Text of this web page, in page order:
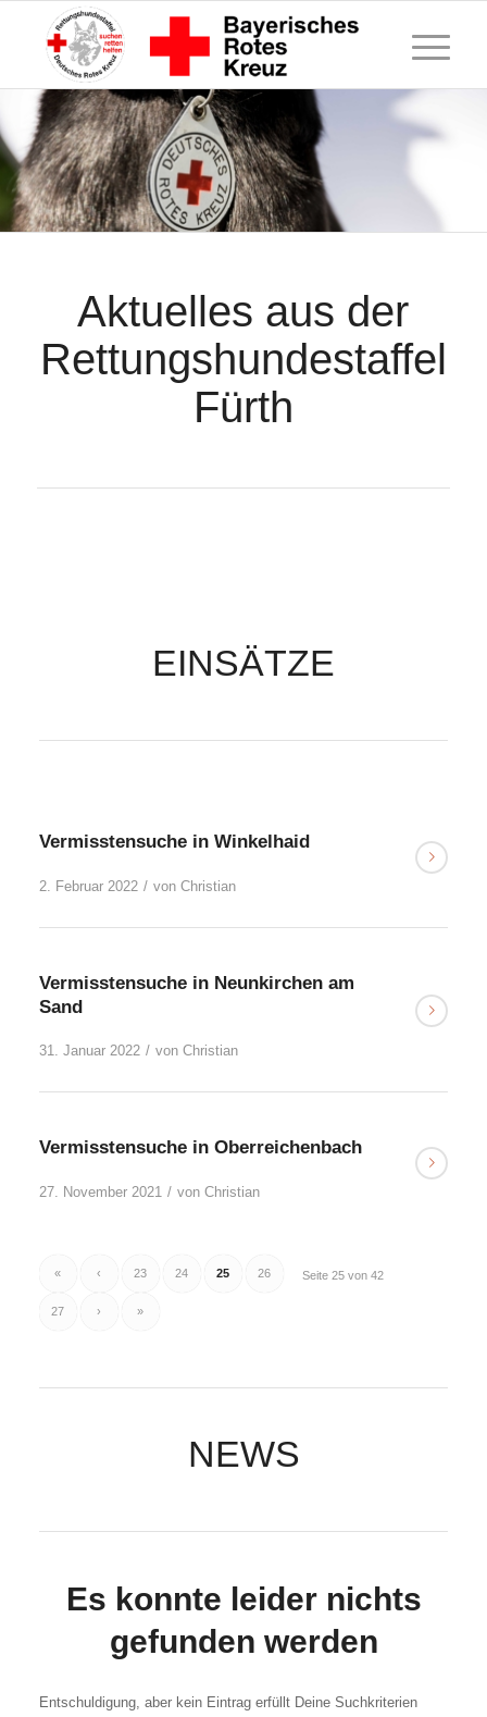
Aktuelles aus der
Rettungshundestaffel
Fürth
EINSÄTZE
Vermisstensuche in Winkelhaid
2. Februar 2022 / von Christian
Vermisstensuche in Neunkirchen am
Sand
31. Januar 2022 / von Christian
Vermisstensuche in Oberreichenbach
27. November 2021 / von Christian
Seite 25 von 42
« ‹ 23 24 25 26
27 › »
NEWS
Es konnte leider nichts
gefunden werden
Entschuldigung, aber kein Eintrag erfüllt Deine Suchkriterien